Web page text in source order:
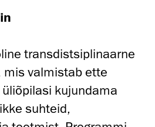
transdistsiplinaarne
mis valmistab ette
kujundama
suhteid,